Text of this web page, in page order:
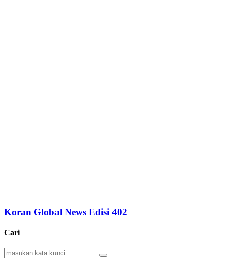
Koran Global News Edisi 402
Cari
Search